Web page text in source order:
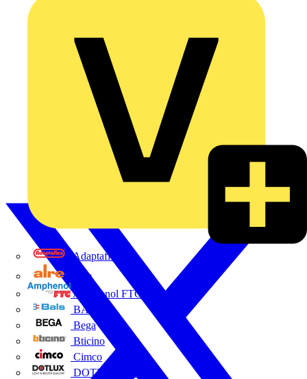
Adaptaflex
Alre
Amphenol FTG
BALS
Bega
Bticino
Cimco
DOTLUX GmbH